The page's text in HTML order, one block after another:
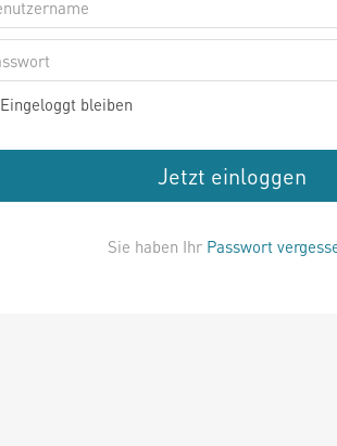
Eingeloggt bleiben
Jetzt einloggen
Sie haben Ihr Passwort